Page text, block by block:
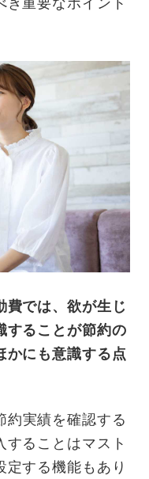
き重要なポイント
では、欲が生じ
することが節約の
かにも意識する点
約実績を確認する
することはマスト
定する機能もあり